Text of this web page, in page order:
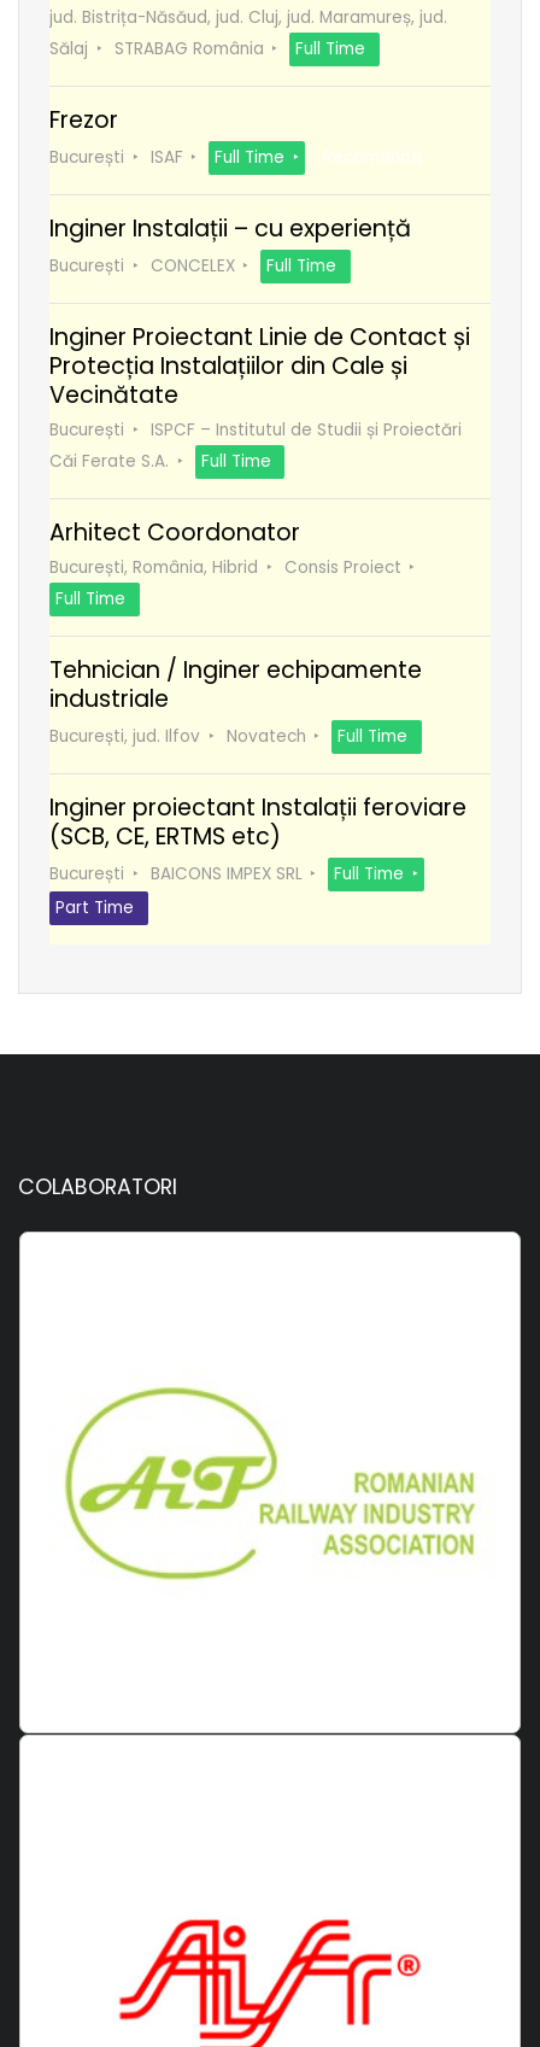
jud. Bistrița-Năsăud, jud. Cluj, jud. Maramureș, jud.
Sălaj
STRABAG România Full Time
Frezor
București ISAF Full Time Recomanda
Inginer Instalații – cu experiență
București CONCELEX Full Time
Inginer Proiectant Linie de Contact și
Protecția Instalațiilor din Cale și
Vecinătate
București
ISPCF – Institutul de Studii și Proiectări
Căi Ferate S.A.
Full Time
Arhitect Coordonator
București, România, Hibrid
Consis Proiect
Full Time
Tehnician / Inginer echipamente
industriale
București, jud. Ilfov Novatech Full Time
Inginer proiectant Instalații feroviare
(SCB, CE, ERTMS etc)
București BAICONS IMPEX SRL
Full Time
Part Time
COLABORATORI